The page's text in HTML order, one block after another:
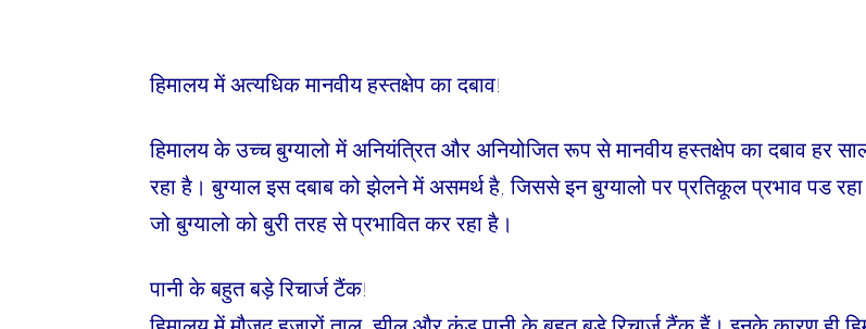
हिमालय में अत्यधिक मानवीय हस्तक्षेप का दबाव!
हिमालय के उच्च बुग्यालो में अनियंत्रित और अनियोजित रूप से मानवीय हस्तक्षेप का दबाव हर
रहा है। बुग्याल इस दबाब को झेलने में असमर्थ है, जिससे इन बुग्यालो पर प्रतिकूल प्रभाव पड
जो बुग्यालो को बुरी तरह से प्रभावित कर रहा है।
पानी के बहुत बड़े रिचार्ज टैंक!